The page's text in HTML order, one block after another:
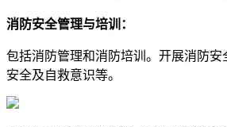
消防安全管理与培训：
包括消防管理和消防培训。开展消防
安全及自救意识等。